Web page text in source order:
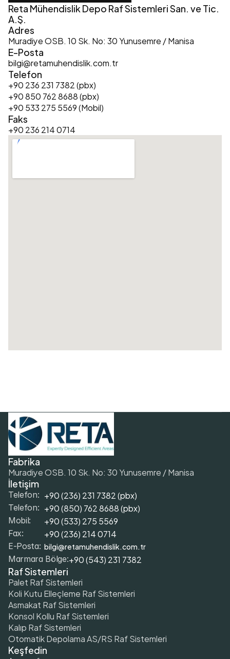
Reta Mühendislik Depo Raf Sistemleri San. ve Tic.
A.Ş.
Adres
Muradiye OSB. 10 Sk. No: 30 Yunusemre / Manisa
E-Posta
bilgi@retamuhendislik.com.tr
Telefon
+90 236 231 7382 (pbx)
+90 850 762 8688 (pbx)
+90 533 275 5569 (Mobil)
Faks
+90 236 214 0714
Fabrika
Muradiye OSB. 10 Sk. No: 30 Yunusemre / Manisa
İletişim
Telefon: +90 (236) 231 7382 (pbx)
Telefon: +90 (850) 762 8688 (pbx)
Mobil: +90 (533) 275 5569
Fax: +90 (236) 214 0714
E-Posta: bilgi@retamuhendislik.com.tr
Marmara Bölge:+90 (543) 231 7382
Raf Sistemleri
Palet Raf Sistemleri
Koli Kutu Elleçleme Raf Sistemleri
Asmakat Raf Sistemleri
Konsol Kollu Raf Sistemleri
Kalıp Raf Sistemleri
Otomatik Depolama AS/RS Raf Sistemleri
Keşfedin